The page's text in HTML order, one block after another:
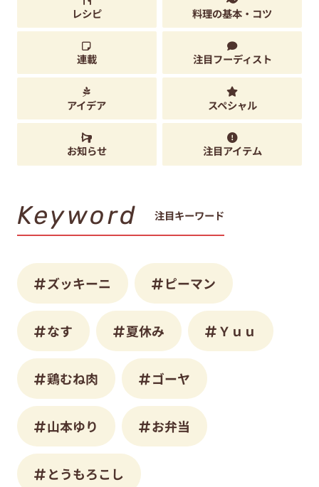
レシピ 料理の基本・コツ
連載 注目フーディスト
アイデア スペシャル
お知らせ 注目アイテム
Keyword 注目キーワード
ズッキーニ ピーマン
なす 夏休み Ｙｕｕ
鶏むね肉 ゴーヤ
山本ゆり お弁当
とうもろこし